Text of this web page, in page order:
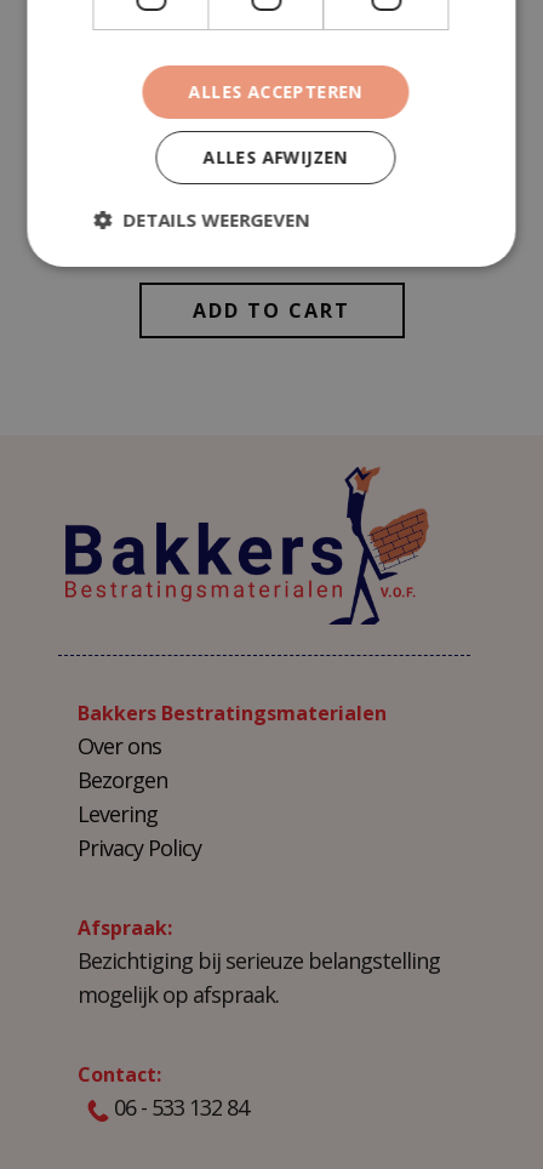
Totaal (excl. btw) €188,75
BTW (21%) €39,64
Totaal (incl. btw) 228,39
ADD TO CART
Bakkers Bestratingsmaterialen
Over ons
Bezorgen
Levering
Privacy Policy
Afspraak:
Bezichtiging bij serieuze belangstelling
mogelijk op afspraak.
Contact:
06 - 533 132 84
ALLES ACCEPTEREN
ALLES AFWIJZEN
DETAILS WEERGEVEN